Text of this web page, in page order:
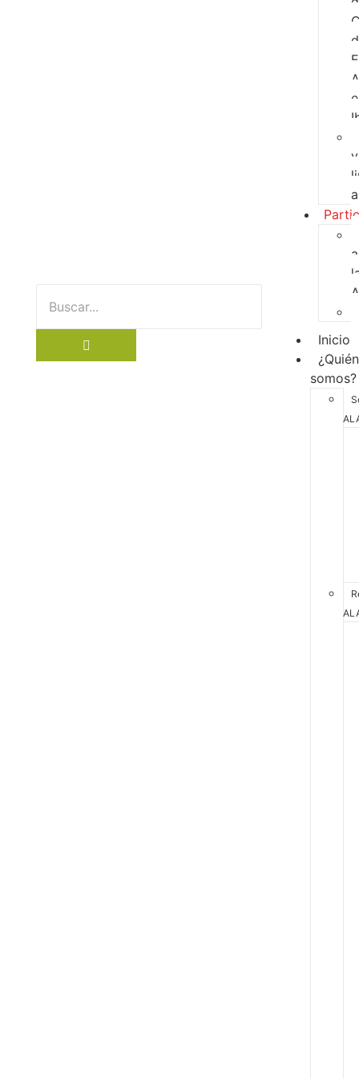
y
a
Inicio
somos?